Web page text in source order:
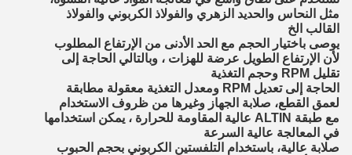
مثل النحاس والحديد الزهري والفولاذ الكربوني والفولاذ
القالب الخ
يوصى باختيار الحجم مع الحد الأدنى من الإرتفاع المطلوب
لأن الإرتفاع الطويل عرضة للهزات ، وبالتالي الحاجة إلى
تقليل RPM وحجم التغذية
الحاجة إلى تعديل RPM ومعدل التغذية معقولة مطابقة
لعمق القطع، صلابة الجهاز وغيرها من ظروف الاستخدام
مع طبقة ALTIN عالية المقاومة للحرارة ، يمكن استخدامها
في المعالجة عالية السرعة
صلابة عالية، باستخدام التلفستين الكربوني بحجم الحبوب